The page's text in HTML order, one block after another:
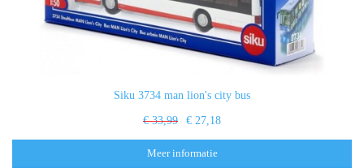
Siku 3734 man lion's city bus
€ 33,99 € 27,18
Meer informatie